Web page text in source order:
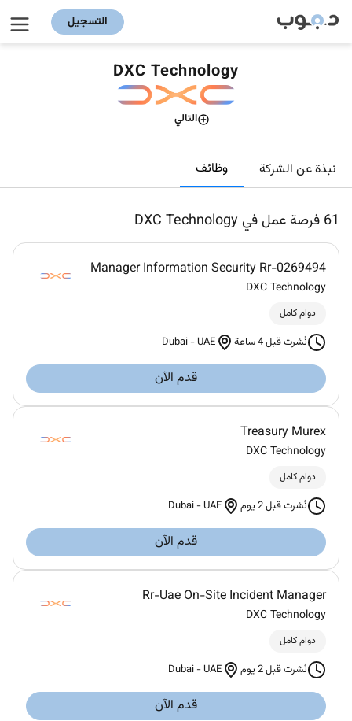
التسجيل
DXC Technology
التالي
نبذة عن الشركة وظائف
61 فرصة عمل في DXC Technology
Manager Information Security Rr-0269494
DXC Technology
دوام كامل
نُشرت قبل 4 ساعة Dubai -UAE
قدم الآن
Treasury Murex
DXC Technology
دوام كامل
نُشرت قبل 2 يوم Dubai -UAE
قدم الآن
Rr-Uae On-Site Incident Manager
DXC Technology
دوام كامل
نُشرت قبل 2 يوم Dubai -UAE
قدم الآن